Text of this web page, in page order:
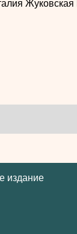
Жуковская
издание